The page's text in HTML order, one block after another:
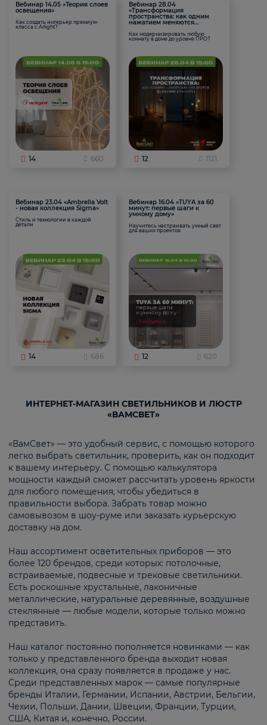
Вебинар 14.05 «Теория слоев
освещения»
Как создать интерьер премиум-
класса с Arlight?
14 660
Вебинар 28.04
«Трансформация
пространства: как одним
нажатием меняются
Как модернизировать любую
комнату в доме до уровня ПРО?
12 1121
Вебинар 23.04 «Ambrella Volt
- новая коллекция Sigma»
Стиль и технологии в каждой
детали
14 686
Вебинар 16.04 «TUYA за 60
минут: первые шаги к
умному дому»
Научитесь настраивать умный свет
для ваших проектов
12 620
ИНТЕРНЕТ-МАГАЗИН СВЕТИЛЬНИКОВ И ЛЮСТР
«ВАМСВЕТ»
«ВамСвет» — это удобный сервис, с помощью которого
легко выбрать светильник, проверить, как он подходит
к вашему интерьеру. С помощью калькулятора
мощности каждый сможет рассчитать уровень яркости
для любого помещения, чтобы убедиться в
правильности выбора. Забрать товар можно
самовывозом в шоу-руме или заказать курьерскую
доставку на дом.
Наш ассортимент осветительных приборов — это
более 120 брендов, среди которых: потолочные,
встраиваемые, подвесные и трековые светильники.
Есть роскошные хрустальные, лаконичные
металлические, натуральные деревянные, воздушные
стеклянные — любые модели, которые только можно
представить.
Наш каталог постоянно пополняется новинками — как
только у представленного бренда выходит новая
коллекция, она сразу появляется в продаже у нас.
Среди представленных марок — самые популярные
бренды Италии, Германии, Испании, Австрии, Бельгии,
Чехии, Польши, Дании, Швеции, Франции, Турции,
США, Китая и, конечно, России.